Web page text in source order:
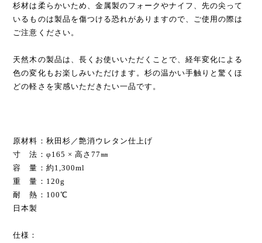
杉材は柔らかいため、金属製のフォークやナイフ、先の尖って
いるものは製品を傷つける恐れがありますので、ご使用の際は
ご注意ください。
天然木の製品は、長くお使いいただくことで、経年変化による
色の変化もお楽しみいただけます。杉の温かい手触りと驚くほ
どの軽さを実感いただきたい一品です。
原材料：秋田杉／艶消ウレタン仕上げ
寸 法：φ165 × 高さ77㎜
容 量：約1,300ml
重 量：120g
耐 熱：100℃
日本製
仕様：